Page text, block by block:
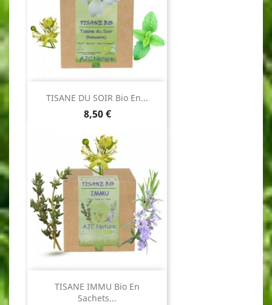
TISANE DU SOIR Bio En...
Prix
8,50 €
TISANE IMMU Bio En
Sachets...